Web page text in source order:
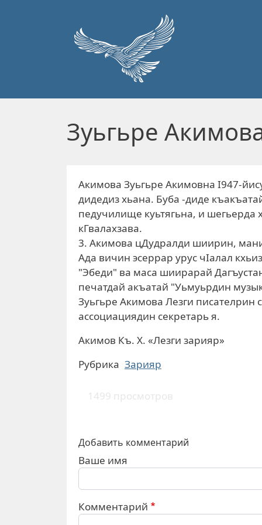
Зуьгьре
Акимова Зуьгьре Акимовна I947-
дидедиз хьана. Буба -диде
педучилище куьтягьна, и шегьерда
кГвалахзава.
3. Акимова цДудралди шиирин,
Ада вичин эсеррар урус чIалал
"Эбеди" ва маса шиирарай
печатдай акъатай "Уьмуьрдин
Зуьгьре Акимова Лезги
ассоциациядин секретарь я.
Акимов Къ. Х. «Лезги зарияр»
Рубрика Зарияр
1499 просмотров
Добавить комментарий
Ваше имя
Комментарий